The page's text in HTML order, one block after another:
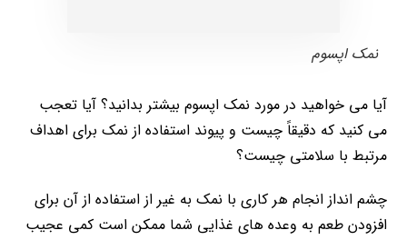
نمک اپسوم
آیا می خواهید در مورد نمک اپسوم بیشتر بدانید؟ آیا تعجب
می کنید که دقیقاً چیست و پیوند استفاده از نمک برای اهداف
مرتبط با سلامتی چیست؟
چشم انداز انجام هر کاری با نمک به غیر از استفاده از آن برای
افزودن طعم به وعده های غذایی شما ممکن است کمی عجیب